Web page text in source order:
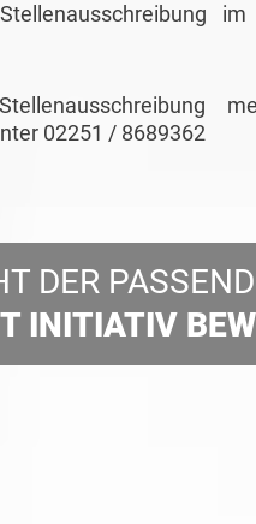
02251 / 8689362
DER
INITIATIV